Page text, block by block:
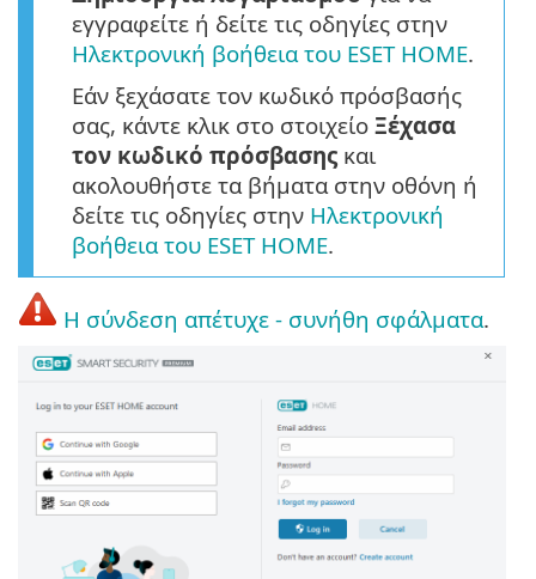
εγγραφείτε ή δείτε τις οδηγίες στην
Ηλεκτρονική βοήθεια του ESET HOME.
Εάν ξεχάσατε τον κωδικό πρόσβασής
σας, κάντε κλικ στο στοιχείο Ξέχασα
τον κωδικό πρόσβασης και
ακολουθήστε τα βήματα στην οθόνη ή
δείτε τις οδηγίες στην Ηλεκτρονική
βοήθεια του ESET HOME.
Η σύνδεση απέτυχε - συνήθη σφάλματα.